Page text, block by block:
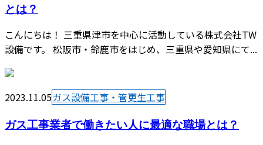
とは？
こんにちは！ 三重県津市を中心に活動している株式会社TW
設備です。 松阪市・鈴鹿市をはじめ、三重県や愛知県にて...
2023.11.05ガス設備工事・管更生工事
ガス工事業者で働きたい人に最適な職場とは？